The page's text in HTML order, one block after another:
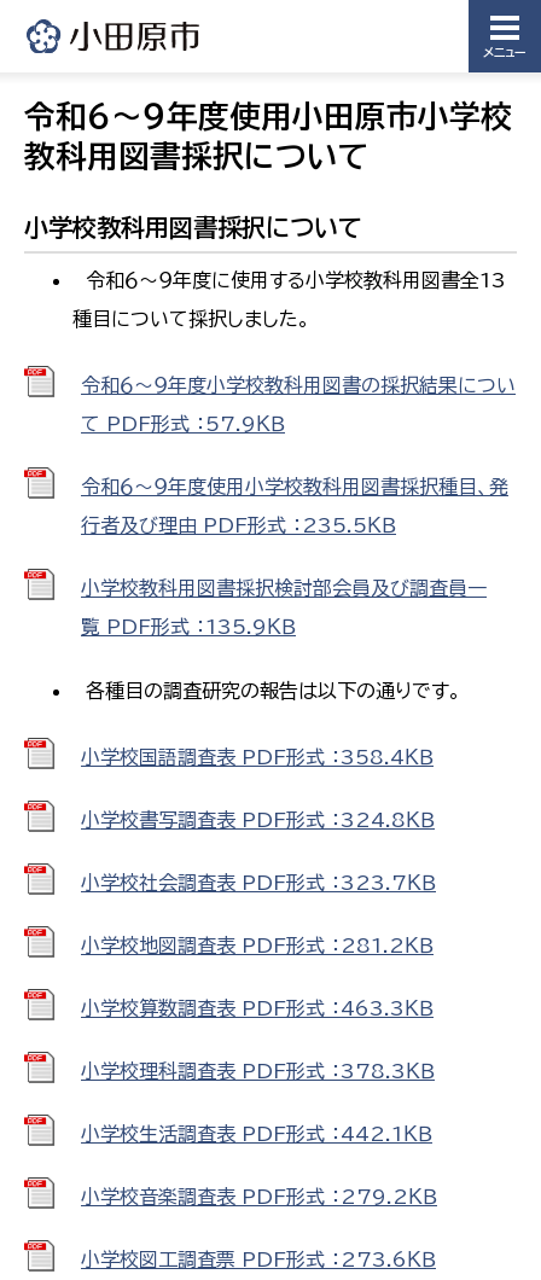
メニュー
令和６～９年度使用小田原市小学校
教科用図書採択について
小学校教科用図書採択について
令和６～９年度に使用する小学校教科用図書全13
種目について採択しました。
令和６～９年度小学校教科用図書の採択結果につい
て PDF形式 ：57.9ＫＢ
令和６～９年度使用小学校教科用図書採択種目、発
行者及び理由 PDF形式 ：235.5ＫＢ
小学校教科用図書採択検討部会員及び調査員一
覧 PDF形式 ：135.9ＫＢ
各種目の調査研究の報告は以下の通りです。
小学校国語調査表 PDF形式 ：358.4ＫＢ
小学校書写調査表 PDF形式 ：324.8ＫＢ
小学校社会調査表 PDF形式 ：323.7ＫＢ
小学校地図調査表 PDF形式 ：281.2ＫＢ
小学校算数調査表 PDF形式 ：463.3ＫＢ
小学校理科調査表 PDF形式 ：378.3ＫＢ
小学校生活調査表 PDF形式 ：442.1ＫＢ
小学校音楽調査表 PDF形式 ：279.2ＫＢ
小学校図工調査票 PDF形式 ：273.6ＫＢ